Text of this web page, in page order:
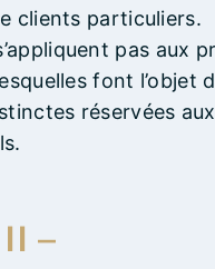
clients particuliers.
pas aux
font l’objet
réservées
–